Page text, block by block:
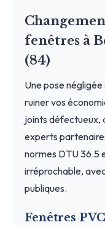
fenêtres à
(84)
Une pose
ruiner vos
joints défectueux,
experts
normes DTU 36.5
irréprochable,
publiques.
Fenêtres